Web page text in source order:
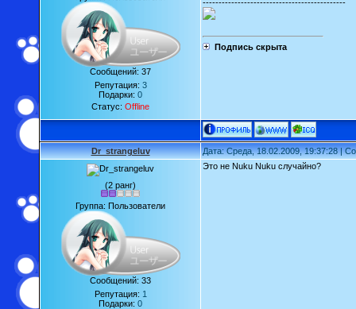
Сообщений: 37
Репутация: 3
Подарки: 0
Статус: Offline
---------------------------------------------
Подпись скрыта
Dr_strangeluv Дата: Среда, 18.02.2009, 19:37:28 |
(2 ранг)
Группа: Пользователи
Сообщений: 33
Репутация: 1
Подарки: 0
Это не Nuku Nuku случайно?